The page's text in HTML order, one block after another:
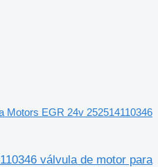
Motors EGR 24v 252514110346
válvula de motor para